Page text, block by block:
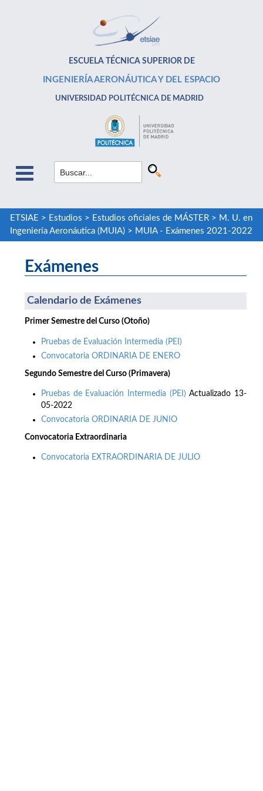
ESCUELA TÉCNICA SUPERIOR DE
INGENIERÍA AERONÁUTICA Y DEL ESPACIO
UNIVERSIDAD POLITÉCNICA DE MADRID
ETSIAE > Estudios > Estudios oficiales de MÁSTER> M. U. en
Ingeniería Aeronáutica (MUIA)> MUIA - Exámenes 2021-2022
Exámenes
Calendario de Exámenes
Primer Semestre del Curso (Otoño)
Pruebas de Evaluación Intermedia (PEI)
Convocatoria ORDINARIA DE ENERO
Segundo Semestre del Curso (Primavera)
Pruebas de Evaluación Intermedia (PEI) Actualizado 13-
05-2022
Convocatoria ORDINARIA DE JUNIO
Convocatoria Extraordinaria
Convocatoria EXTRAORDINARIA DE JULIO